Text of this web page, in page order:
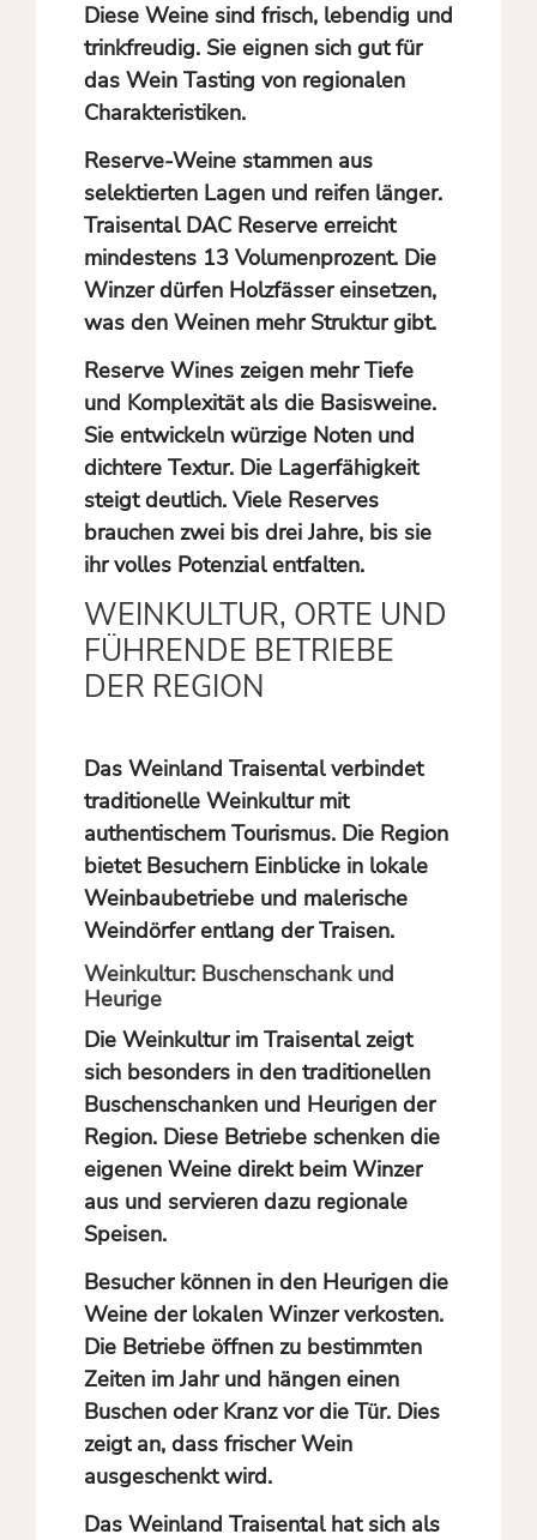
Diese Weine sind frisch, lebendig und
trinkfreudig. Sie eignen sich gut für
das Wein Tasting von regionalen
Charakteristiken.
Reserve-Weine stammen aus
selektierten Lagen und reifen länger.
Traisental DAC Reserve erreicht
mindestens 13 Volumenprozent. Die
Winzer dürfen Holzfässer einsetzen,
was den Weinen mehr Struktur gibt.
Reserve Wines zeigen mehr Tiefe
und Komplexität als die Basisweine.
Sie entwickeln würzige Noten und
dichtere Textur. Die Lagerfähigkeit
steigt deutlich. Viele Reserves
brauchen zwei bis drei Jahre, bis sie
ihr volles Potenzial entfalten.
WEINKULTUR, ORTE UND
FÜHRENDE BETRIEBE
DER REGION
Das Weinland Traisental verbindet
traditionelle Weinkultur mit
authentischem Tourismus. Die Region
bietet Besuchern Einblicke in lokale
Weinbaubetriebe und malerische
Weindörfer entlang der Traisen.
Weinkultur: Buschenschank und
Heurige
Die Weinkultur im Traisental zeigt
sich besonders in den traditionellen
Buschenschanken und Heurigen der
Region. Diese Betriebe schenken die
eigenen Weine direkt beim Winzer
aus und servieren dazu regionale
Speisen.
Besucher können in den Heurigen die
Weine der lokalen Winzer verkosten.
Die Betriebe öffnen zu bestimmten
Zeiten im Jahr und hängen einen
Buschen oder Kranz vor die Tür. Dies
zeigt an, dass frischer Wein
ausgeschenkt wird.
Das Weinland Traisental hat sich als